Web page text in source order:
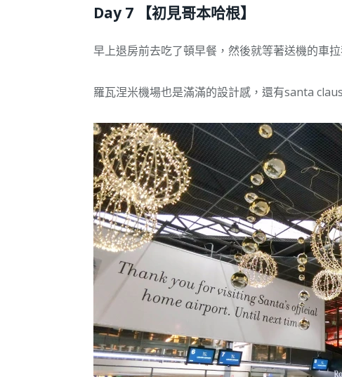
Day 7 【初見哥本哈根】
早上退房前去吃了頓早餐，然後就等著送機的車
羅瓦涅米機場也是滿滿的設計感，還有santa